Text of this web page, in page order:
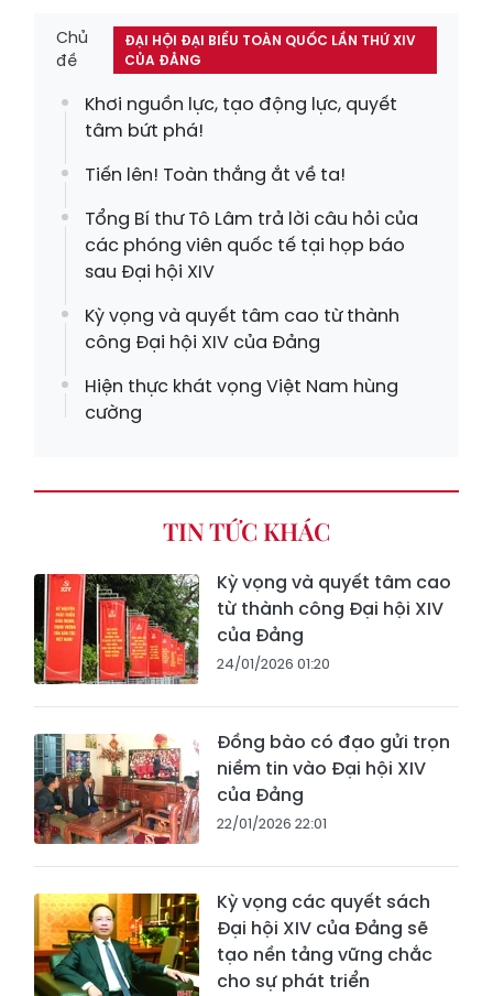
Chủ
đề
ĐẠI HỘI ĐẠI BIỂU TOÀN QUỐC LẦN THỨ XIV
CỦA ĐẢNG
Khơi nguồn lực, tạo động lực, quyết
tâm bứt phá!
Tiến lên! Toàn thắng ắt về ta!
Tổng Bí thư Tô Lâm trả lời câu hỏi của
các phóng viên quốc tế tại họp báo
sau Đại hội XIV
Kỳ vọng và quyết tâm cao từ thành
công Đại hội XIV của Đảng
Hiện thực khát vọng Việt Nam hùng
cường
TIN TỨC KHÁC
Kỳ vọng và quyết tâm cao
từ thành công Đại hội XIV
của Đảng
24/01/2026 01:20
Đồng bào có đạo gửi trọn
niềm tin vào Đại hội XIV
của Đảng
22/01/2026 22:01
Kỳ vọng các quyết sách
Đại hội XIV của Đảng sẽ
tạo nền tảng vững chắc
cho sự phát triển